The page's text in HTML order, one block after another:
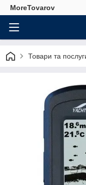
MoreTovarov
Товари та